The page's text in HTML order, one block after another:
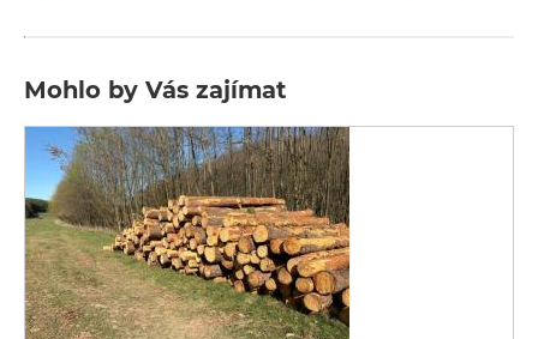
Mohlo by Vás zajímat